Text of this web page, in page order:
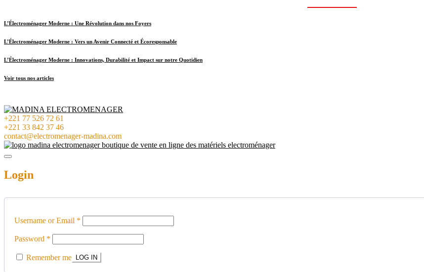
L’Électroménager Moderne : Une Révolution dans nos Foyers
L’Électroménager Moderne : Vers un Avenir Connecté et Écoresponsable
L’Électroménager Moderne : Innovations, Durabilité et Impact sur notre Quotidien
Voir tous nos articles
+221 77 526 72 61
+221 33 842 37 46
contact@electromenager-madina.com
Login
Username or Email *
Password *
Remember me